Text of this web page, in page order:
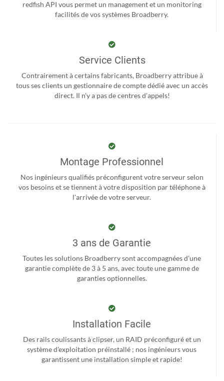
redfish API vous permet un management et un monitoring
facilités de vos systèmes Broadberry.
Service Clients
Contrairement à certains fabricants, Broadberry attribue à
tous ses clients un gestionnaire de compte dédié avec un accès
direct. Il n'y a pas de centres d'appels!
Montage Professionnel
Nos ingénieurs qualifiés préconfigurent votre serveur selon
vos besoins et se tiennent à votre disposition par téléphone à
l'arrivée de votre serveur.
3 ans de Garantie
Toutes les solutions Broadberry sont accompagnées d'une
garantie complète de 3 à 5 ans, avec toute une gamme de
garanties optionnelles.
Installation Facile
Des rails coulissants à clipser, un RAID préconfiguré et un
système d'exploitation préinstallé ; nos ingénieurs vous
garantissent une installation simple et rapide!